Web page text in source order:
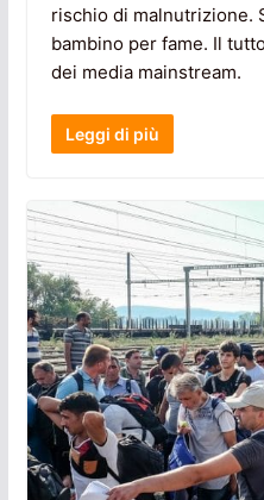
rischio di malnutrizione.
bambino per fame. Il
dei media mainstream.
Leggi di più